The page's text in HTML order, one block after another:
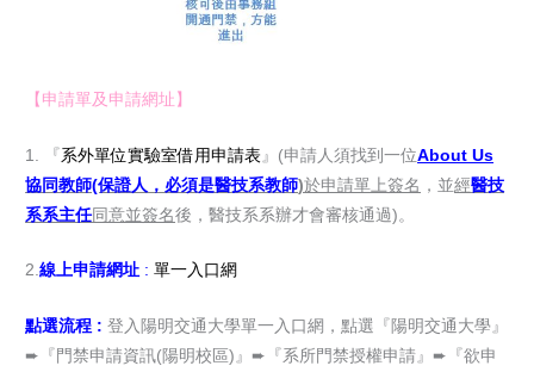
【申請單及申請網址】
1. 『系外單位實驗室借用申請表 』(申請人須找到一位About Us
協同教師(保證人，必須是醫技系教師)於申請單上簽名 ，並經醫技
系系主任同意並簽名後，醫技系系辦才會審核通過)。
2.線上申請網址 : 單一入口網
點選流程 :登入陽明交通大學單一入口網，點選『陽明交通大學』
➨『門禁申請資訊(陽明校區)』➨『系所門禁授權申請』➨『欲申